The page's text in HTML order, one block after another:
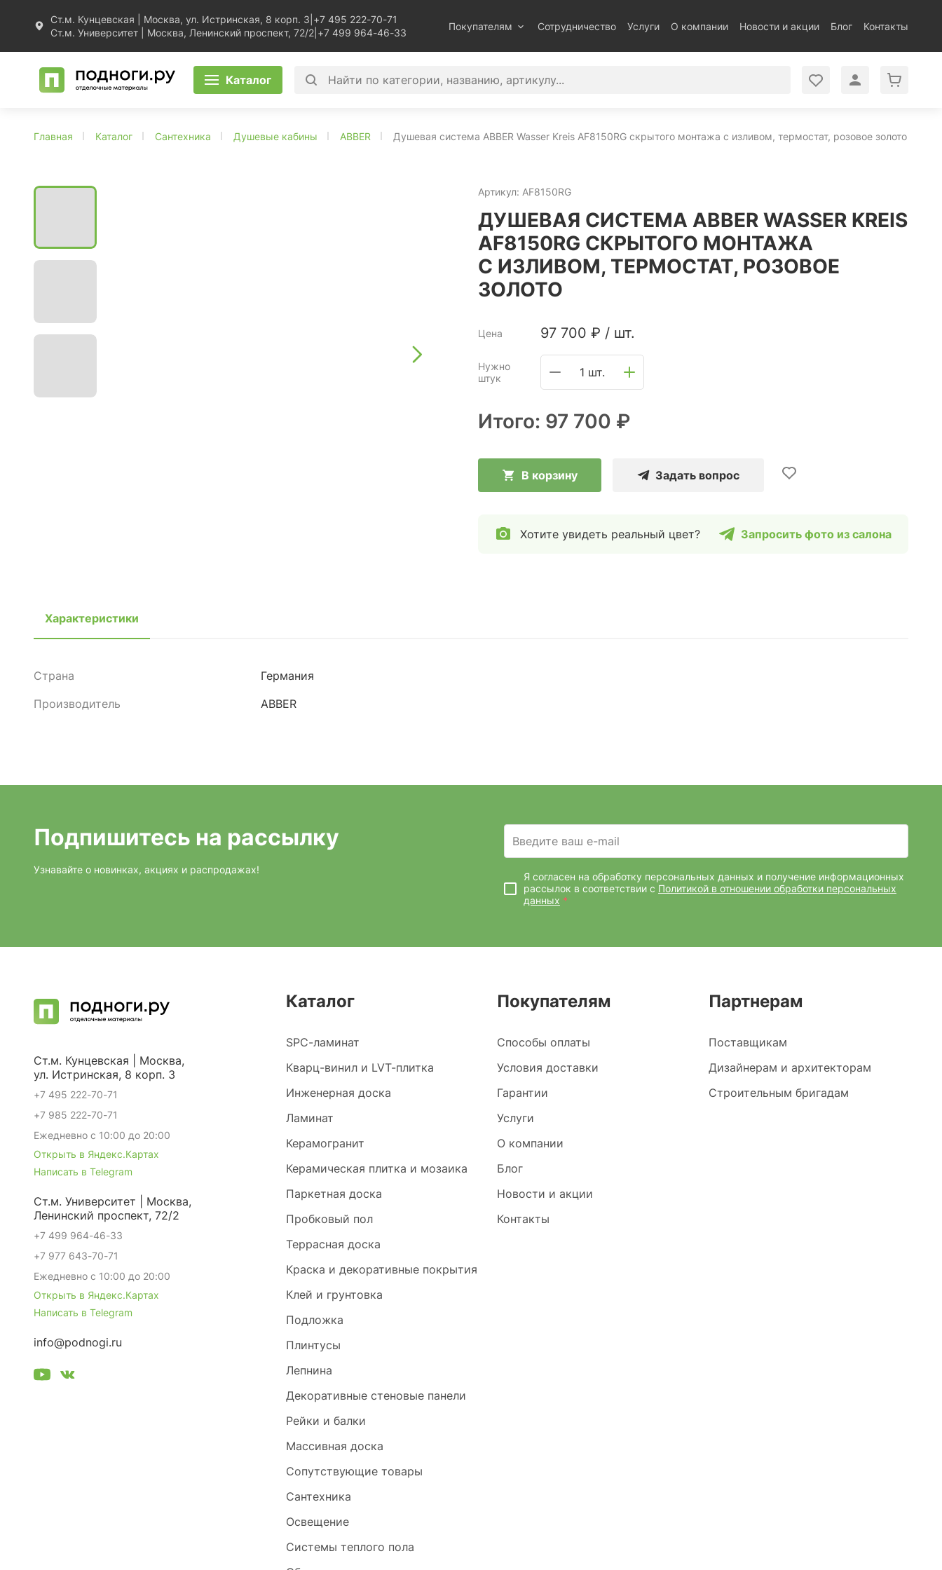
Ст.м. Кунцевская | Москва, ул. Истринская, 8 корп. 3 +7 495 222-70-71
Ст.м. Университет | Москва, Ленинский проспект, 72/2 +7 499 964-46-33
Покупателям Сотрудничество Услуги О компании Новости и акции Блог Контакты
Каталог
Главная Каталог Сантехника Душевые кабины ABBER Душевая система ABBER Wasser Kreis AF8150RG скрытого монтажа с изливом, термостат, розовое золото
Артикул: AF8150RG
ДУШЕВАЯ СИСТЕМА ABBER WASSER KREIS
AF8150RG СКРЫТОГО МОНТАЖА
С ИЗЛИВОМ, ТЕРМОСТАТ, РОЗОВОЕ
ЗОЛОТО
Цена 97 700 ₽ / шт.
Нужно
штук
1 шт.
Итого: 97 700 ₽
В корзину Задать вопрос
Хотите увидеть реальный цвет? Запросить фото из салона
Характеристики
Страна
Германия
Производитель
ABBER
Подпишитесь на рассылку
Узнавайте о новинках, акциях и распродажах!
Введите ваш e-mail
Я согласен на обработку персональных данных и получение информационных
рассылок в соответствии с Политикой в отношении обработки персональных
данных *
Каталог
SPC-ламинат
Кварц-винил и LVT-плитка
Инженерная доска
Ламинат
Керамогранит
Керамическая плитка и мозаика
Паркетная доска
Пробковый пол
Террасная доска
Краска и декоративные покрытия
Клей и грунтовка
Подложка
Плинтусы
Лепнина
Декоративные стеновые панели
Рейки и балки
Массивная доска
Сопутствующие товары
Сантехника
Освещение
Системы теплого пола
Покупателям
Способы оплаты
Условия доставки
Гарантии
Услуги
О компании
Блог
Новости и акции
Контакты
Партнерам
Поставщикам
Дизайнерам и архитекторам
Строительным бригадам
Ст.м. Кунцевская | Москва,
ул. Истринская, 8 корп. 3
+7 495 222-70-71
+7 985 222-70-71
Ежедневно с 10:00 до 20:00
Открыть в Яндекс.Картах
Написать в Telegram
Ст.м. Университет | Москва,
Ленинский проспект, 72/2
+7 499 964-46-33
+7 977 643-70-71
Ежедневно с 10:00 до 20:00
Открыть в Яндекс.Картах
Написать в Telegram
info@podnogi.ru